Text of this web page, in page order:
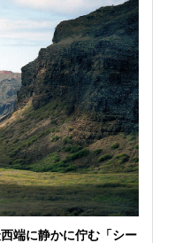
端に静かに佇む「シー